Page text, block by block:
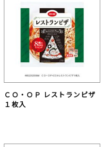
ＣＯ・ＯＰ レストランピザ
１枚入